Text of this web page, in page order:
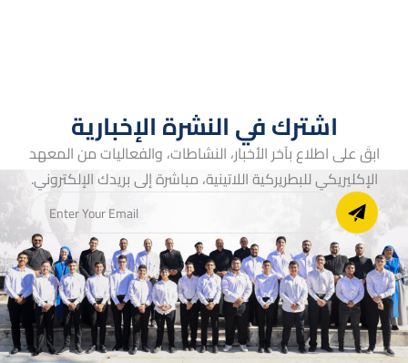
اشترك في النشرة الإخبارية
ابقَ على اطلاع بآخر الأخبار، النشاطات، والفعاليات من المعهد
الإكليريكي للبطريركية اللاتينية، مباشرة إلى بريدك الإلكتروني.